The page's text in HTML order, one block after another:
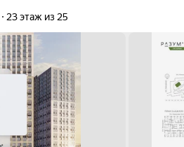
23 этаж из 25